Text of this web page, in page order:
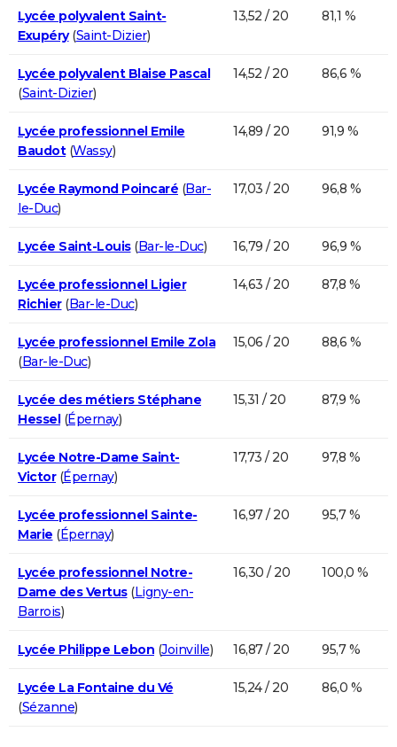
Lycée polyvalent Saint-
Exupéry(Saint-Dizier)
13,52 / 20 81,1 %
Lycée polyvalent Blaise Pascal
(Saint-Dizier)
14,52 / 20 86,6 %
Lycée professionnel Emile
Baudot(Wassy)
14,89 / 20 91,9 %
Lycée Raymond Poincaré (Bar-
le-Duc)
17,03 / 20 96,8 %
Lycée Saint-Louis(Bar-le-Duc) 16,79 / 20 96,9 %
Lycée professionnel Ligier
Richier(Bar-le-Duc)
14,63 / 20 87,8 %
Lycée professionnel Emile Zola
(Bar-le-Duc)
15,06 / 20 88,6 %
Lycée des métiers Stéphane
Hessel(Épernay)
15,31 / 20 87,9 %
Lycée Notre-Dame Saint-
Victor(Épernay)
17,73 / 20 97,8 %
Lycée professionnel Sainte-
Marie (Épernay)
16,97 / 20 95,7 %
Lycée professionnel Notre-
Dame des Vertus(Ligny-en-
Barrois)
16,30 / 20 100,0 %
Lycée Philippe Lebon (Joinville) 16,87 / 20 95,7 %
Lycée La Fontaine du Vé
(Sézanne)
15,24 / 20 86,0 %